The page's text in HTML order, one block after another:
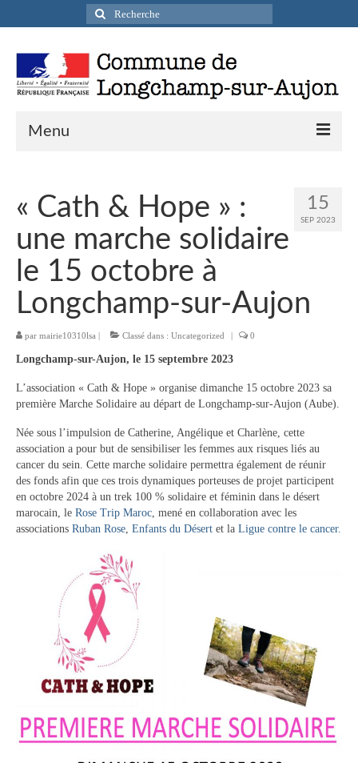
Rechercher
:
Menu
Infos pratiques
Présentation de la commune
Accueil en mairie
Longchamp-sur-Aujon en cartes postales
Accès / Transports
Hébergement
Services publics
Formalités administratives
Santé
Qualité de l’eau
Téléphonie mobile / Internet
Collecte des déchets
Affouages
Location de salles
Vie municipale
15
SEP 2023
« Cath & Hope » :
une marche solidaire
le 15 octobre à
Longchamp-sur-Aujon
par mairie10310lsa Classé dans : Uncategorized 0
Longchamp-sur-Aujon, le 15 septembre 2023
L’association « Cath & Hope » organise dimanche 15 octobre 2023 sa
première Marche Solidaire au départ de Longchamp-sur-Aujon (Aube).
Née sous l’impulsion de Catherine, Angélique et Charlène, cette
association a pour but de sensibiliser les femmes aux risques liés au
cancer du sein. Cette marche solidaire permettra également de réunir
des fonds afin que ces trois dynamiques porteuses de projet participent
en octobre 2024 à un trek 100 % solidaire et féminin dans le désert
marocain, le Rose Trip Maroc, mené en collaboration avec les
associations Ruban Rose, Enfants du Désert et la Ligue contre le cancer.